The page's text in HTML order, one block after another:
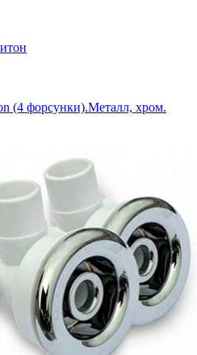
(4 форсунки).Металл, хром.